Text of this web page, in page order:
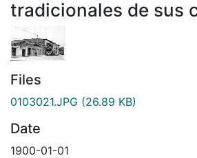
tradicionales de sus
Files
0103021.JPG (26.89 KB)
Date
1900-01-01